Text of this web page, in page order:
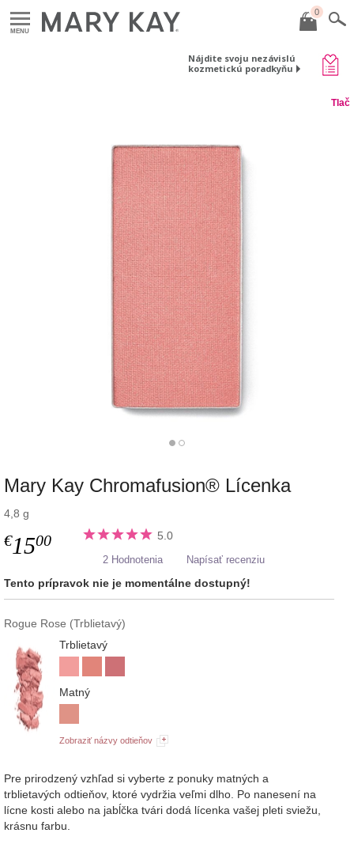
MENU
0
Nájdite svoju nezávislú
kozmetickú poradkyňu
Tlač
Mary Kay Chromafusion® Lícenka
4,8 g
€1500 5.0
2 Hodnotenia Napísať recenziu
Tento prípravok nie je momentálne dostupný!
Rogue Rose (Trblietavý)
Trblietavý
Matný
Zobraziť názvy odtieňov
Pre prirodzený vzhľad si vyberte z ponuky matných a
trblietavých odtieňov, ktoré vydržia veľmi dlho. Po nanesení na
lícne kosti alebo na jabĺčka tvári dodá lícenka vašej pleti sviežu,
krásnu farbu.